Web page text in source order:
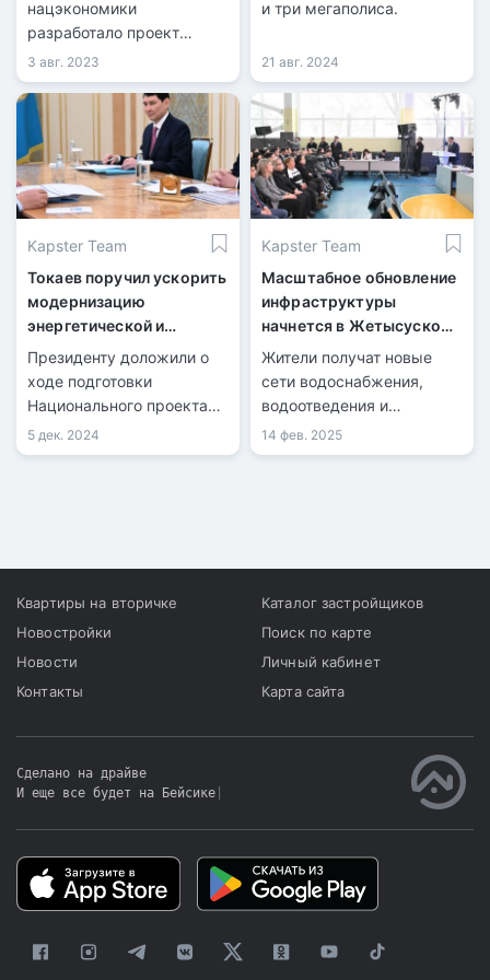
нацэкономики
разработало проект
закона "Об установлении
особого статуса города
Туркестан", который
призван дать новые
возможности местным
органам власти для
развития города.
3 авг. 2023
и три мегаполиса.
21 авг. 2024
Kapster Team
Токаев поручил ускорить
модернизацию
энергетической и
коммунальной
инфраструктуры
Президенту доложили о
ходе подготовки
Национального проекта
по модернизации
инфраструктуры
5 дек. 2024
Kapster Team
Масштабное обновление
инфраструктуры
начнется в Жетысуском
районе Алматы
Жители получат новые
сети водоснабжения,
водоотведения и
теплоснабжения
14 фев. 2025
Квартиры на вторичке
Новостройки
Новости
Контакты
Каталог застройщиков
Поиск по карте
Личный кабинет
Карта сайта
Сделано на драйве
И еще все будет на Бейсике